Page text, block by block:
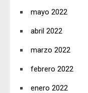
mayo 2022
abril 2022
marzo 2022
febrero 2022
enero 2022